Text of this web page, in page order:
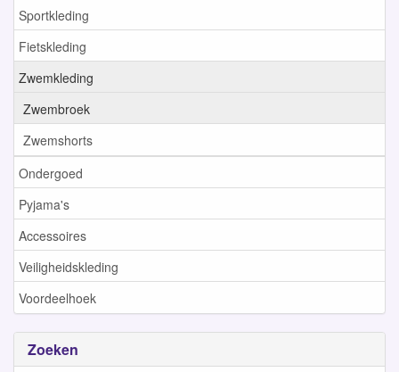
Sportkleding
Fietskleding
Zwemkleding
Zwembroek
Zwemshorts
Ondergoed
Pyjama's
Accessoires
Veiligheidskleding
Voordeelhoek
Zoeken